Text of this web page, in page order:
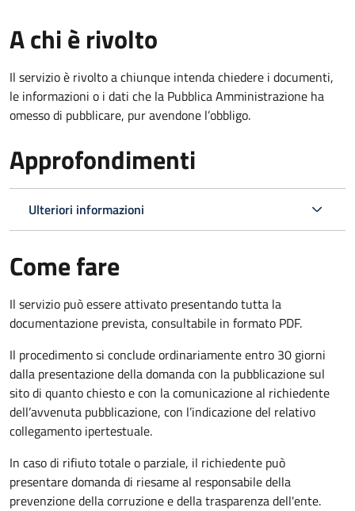
A chi è rivolto
Il servizio è rivolto a chiunque intenda chiedere i documenti,
le informazioni o i dati che la Pubblica Amministrazione ha
omesso di pubblicare, pur avendone l’obbligo.
Approfondimenti
Ulteriori informazioni
Come fare
Il servizio può essere attivato presentando tutta la
documentazione prevista, consultabile in formato PDF.
Il procedimento si conclude ordinariamente entro 30 giorni
dalla presentazione della domanda con la pubblicazione sul
sito di quanto chiesto e con la comunicazione al richiedente
dell’avvenuta pubblicazione, con l’indicazione del relativo
collegamento ipertestuale.
In caso di rifiuto totale o parziale, il richiedente può
presentare domanda di riesame al responsabile della
prevenzione della corruzione e della trasparenza dell'ente.